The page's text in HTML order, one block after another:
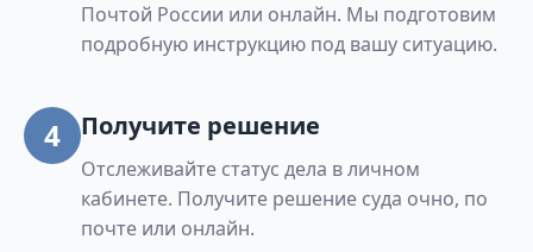
Почтой России или онлайн. Мы подготовим
подробную инструкцию под вашу ситуацию.
4 Получите решение
Отслеживайте статус дела в личном
кабинете. Получите решение суда очно, по
почте или онлайн.